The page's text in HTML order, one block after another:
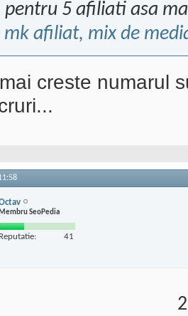
pentru 5 afiliati asa
mk afiliat, mix de
creste numarul
Membru SeoPedia
Reputatie: 41